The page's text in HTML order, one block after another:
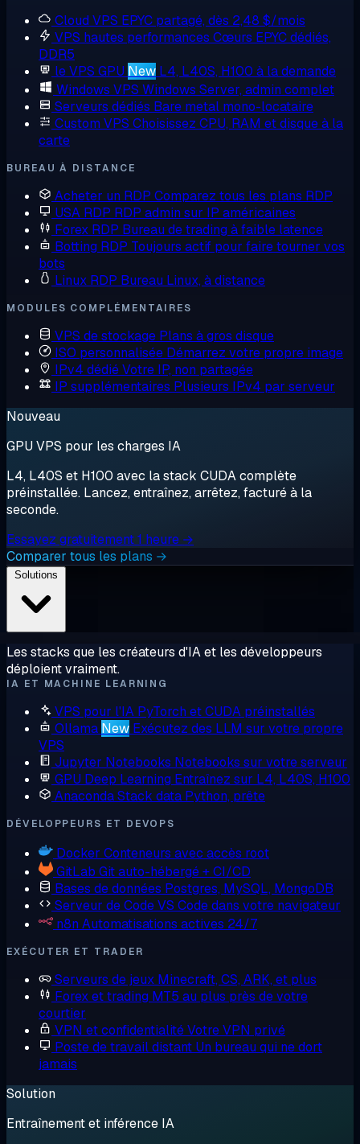
Cloud VPS EPYC partagé, dès 2,48 $/mois
VPS hautes performances Cœurs EPYC dédiés,
DDR5
le VPS GPU New L4, L40S, H100 à la demande
Windows VPS Windows Server, admin complet
Serveurs dédiés Bare metal mono-locataire
Custom VPS Choisissez CPU, RAM et disque à la
carte
BUREAU À DISTANCE
Acheter un RDP Comparez tous les plans RDP
USA RDP RDP admin sur IP américaines
Forex RDP Bureau de trading à faible latence
Botting RDP Toujours actif pour faire tourner vos
bots
Linux RDP Bureau Linux, à distance
MODULES COMPLÉMENTAIRES
VPS de stockage Plans à gros disque
ISO personnalisée Démarrez votre propre image
IPv4 dédiéVotre IP, non partagée
IP supplémentaires Plusieurs IPv4 par serveur
Nouveau
GPU VPS pour les charges IA
L4, L40S et H100 avec la stack CUDA complète
préinstallée. Lancez, entraînez, arrêtez, facturé à la
seconde.
Essayez gratuitement 1 heure →
Comparer tous les plans →
Les stacks que les créateurs d'IA et les développeurs
déploient vraiment.
IA ET MACHINE LEARNING
VPS pour l'IA PyTorch et CUDA préinstallés
Ollama New Exécutez des LLM sur votre propre
VPS
Jupyter Notebooks Notebooks sur votre serveur
GPU Deep Learning Entraînez sur L4, L40S, H100
AnacondaStack data Python, prête
DÉVELOPPEURS ET DEVOPS
Docker Conteneurs avec accès root
GitLab Git auto-hébergé + CI/CD
Bases de données Postgres, MySQL, MongoDB
Serveur de CodeVS Code dans votre navigateur
n8n Automatisations actives 24/7
EXÉCUTER ET TRADER
Serveurs de jeux Minecraft, CS, ARK, et plus
Forex et trading MT5 au plus près de votre
courtier
VPN et confidentialitéVotre VPN privé
Poste de travail distant Un bureau qui ne dort
jamais
Solution
Entraînement et inférence IA